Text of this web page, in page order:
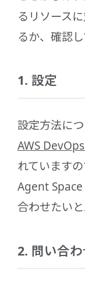
るリソース
るか、確認
1. 設定
設定方法に
AWS
れています
Agent
合わせたいと
2. 問い合わ